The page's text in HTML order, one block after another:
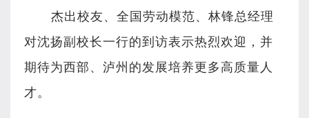
杰出校友、全国劳动模范、林锋总经理
对沈扬副校长一行的到访表示热烈欢迎，并
期待为西部、泸州的发展培养更多高质量人
才。